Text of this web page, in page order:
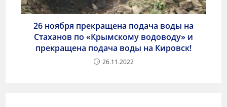
26 ноября прекращена подача воды на
Стаханов по «Крымскому водоводу» и
прекращена подача воды на Кировск!
26.11.2022